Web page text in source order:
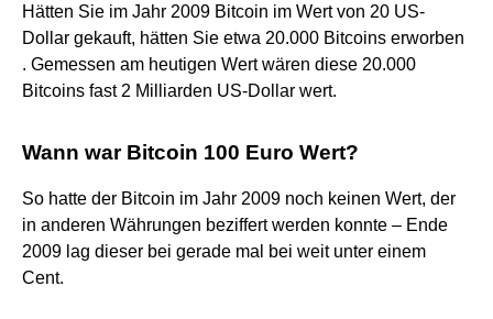
Hätten Sie im Jahr 2009 Bitcoin im Wert von 20 US-
Dollar gekauft, hätten Sie etwa 20.000 Bitcoins erworben
. Gemessen am heutigen Wert wären diese 20.000
Bitcoins fast 2 Milliarden US-Dollar wert.
Wann war Bitcoin 100 Euro Wert?
So hatte der Bitcoin im Jahr 2009 noch keinen Wert, der
in anderen Währungen beziffert werden konnte – Ende
2009 lag dieser bei gerade mal bei weit unter einem
Cent.